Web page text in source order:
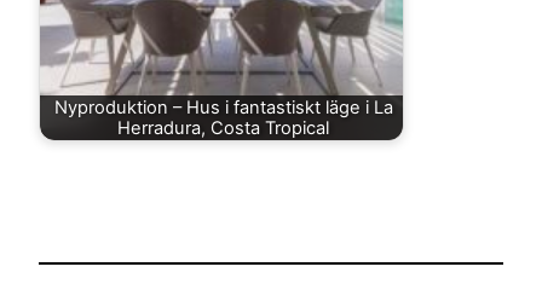
Nyproduktion – Hus i fantastiskt läge i La
Herradura, Costa Tropical